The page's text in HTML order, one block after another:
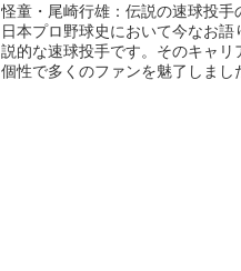
怪童・尾崎行雄：伝説の速球投
日本プロ野球史において今なお
説的な速球投手です。そのキャ
個性で多くのファンを魅了しまし